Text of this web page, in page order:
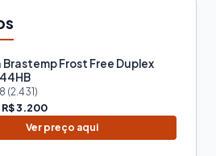
Frost Free Duplex
(2.431)
3.200
Ver preço aqui